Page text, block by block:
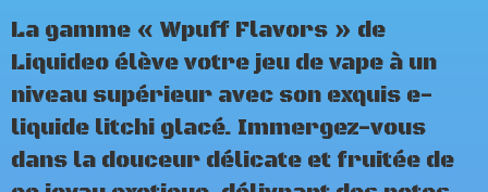
La gamme « Wpuff Flavors » de
Liquideo élève votre jeu de vape à un
niveau supérieur avec son exquis e-
liquide litchi glacé. Immergez-vous
dans la douceur délicate et fruitée de